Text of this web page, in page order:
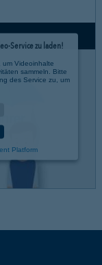
Service zu laden!
um Videoinhalte
sammeln. Bitte
des Service zu, um
Platform